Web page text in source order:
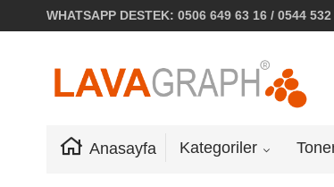
WHATSAPP DESTEK: 0506 649 63 16 / 0544
Anasayfa Kategoriler